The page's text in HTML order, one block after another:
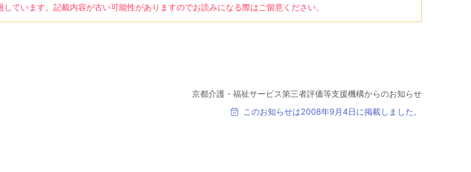
ています。記載内容が古い可能性がありますのでお読みになる際はご留意ください。
京都介護・福祉サービス第三者評価等支援機構からのお知らせ
このお知らせは2008年9月4日に掲載しました。